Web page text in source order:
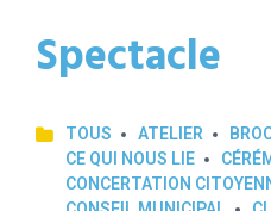
Spectacle
TOUS ATELIER
CE QUI NOUS LIE
CONCERTATION